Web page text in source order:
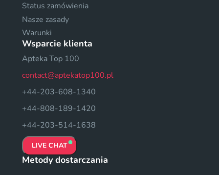
Status zamówienia
Nasze zasady
Warunki
Wsparcie klienta
Apteka Top 100
contact@aptekatop100.pl
+44-203-608-1340
+44-808-189-1420
+44-203-514-1638
LIVE CHAT
Metody dostarczania